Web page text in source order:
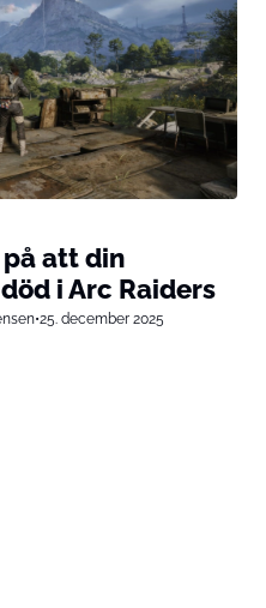
att din
i Arc Raiders
•25. december 2025